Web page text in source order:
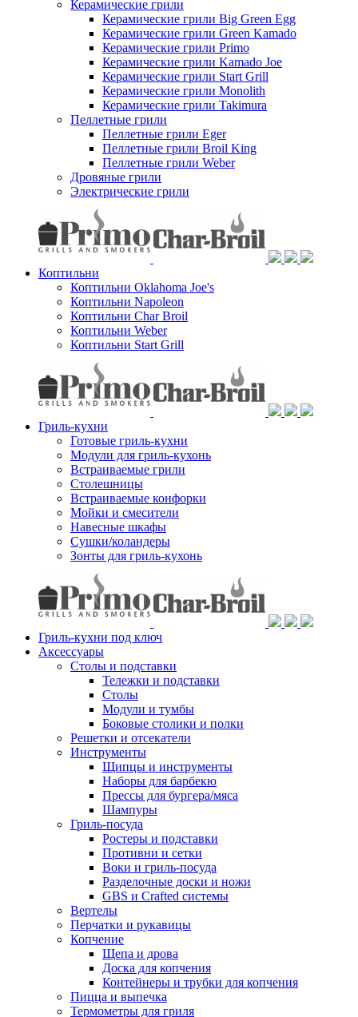
Керамические грили
Керамические грили Big Green Egg
Керамические грили Green Kamado
Керамические грили Primo
Керамические грили Kamado Joe
Керамические грили Start Grill
Керамические грили Monolith
Керамические грили Takimura
Пеллетные грили
Пеллетные грили Eger
Пеллетные грили Broil King
Пеллетные грили Weber
Дровяные грили
Электрические грили
Коптильни
Коптильни Oklahoma Joe's
Коптильни Napoleon
Коптильни Char Broil
Коптильни Weber
Коптильни Start Grill
Гриль-кухни
Готовые гриль-кухни
Модули для гриль-кухонь
Встраиваемые грили
Столешницы
Встраиваемые конфорки
Мойки и смесители
Навесные шкафы
Сушки/коландеры
Зонты для гриль-кухонь
Гриль-кухни под ключ
Аксессуары
Столы и подставки
Тележки и подставки
Столы
Модули и тумбы
Боковые столики и полки
Решетки и отсекатели
Инструменты
Щипцы и инструменты
Наборы для барбекю
Прессы для бургера/мяса
Шампуры
Гриль-посуда
Ростеры и подставки
Противни и сетки
Воки и гриль-посуда
Разделочные доски и ножи
GBS и Crafted системы
Вертелы
Перчатки и рукавицы
Копчение
Щепа и дрова
Доска для копчения
Контейнеры и трубки для копчения
Пицца и выпечка
Термометры для гриля